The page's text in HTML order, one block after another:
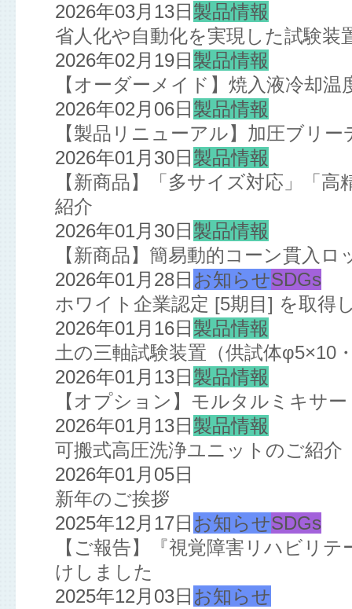
2026年03月13日 製品情報
省人化や自動化を実現した試験
2026年02月19日 製品情報
【オーダーメイド】焼入液冷却
2026年02月06日 製品情報
【製品リニューアル】加圧ブリ
2026年01月30日 製品情報
【新商品】「多サイズ対応」「
紹介
2026年01月30日 製品情報
【新商品】簡易動的コーン貫入
2026年01月28日 お知らせSDGs
ホワイト企業認定 [5期目] を取得
2026年01月16日 製品情報
土の三軸試験装置（供試体φ5×10
2026年01月13日 製品情報
【オプション】モルタルミキサ
2026年01月13日 製品情報
可搬式高圧洗浄ユニットのご紹介
2026年01月05日
新年のご挨拶
2025年12月17日 お知らせSDGs
【ご報告】『視覚障害リハビリ
けしました
2025年12月03日 お知らせ